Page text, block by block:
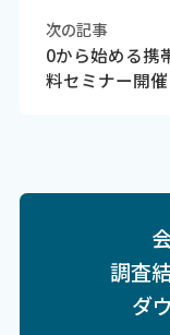
次の記事
0から始める携
料セミナー開
調査
ダ